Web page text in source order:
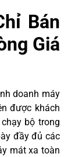
Bán
Giá
doanh máy
được khách
bộ trong
đầy đủ các
mát xa toàn